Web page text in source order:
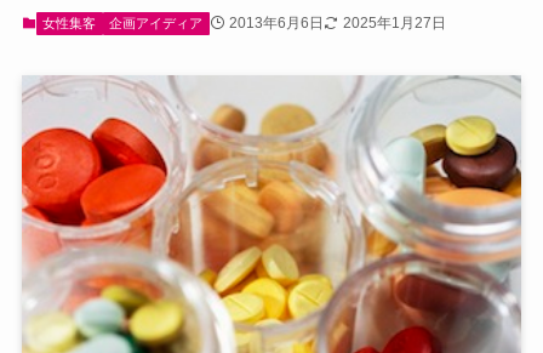
女性集客 企画アイディア 2013年6月6日 2025年1月27日